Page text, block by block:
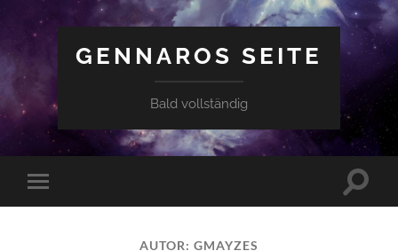
GENNAROS SEITE
Bald vollständig
Mobile-
Menü
AUTOR: GMAYZES